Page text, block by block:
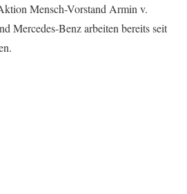
Mensch-Vorstand Armin v.
Mercedes-Benz arbeiten bereits seit